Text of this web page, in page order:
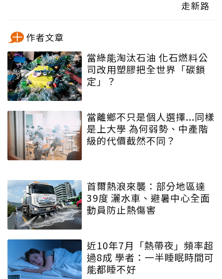
走新路
作者文章
當綠能淘汰石油 化石燃料公
司改用塑膠把全世界「碳鎖
定」？
當離鄉不只是個人選擇...同樣
是上大學 為何弱勢、中產階
級的代價截然不同？
首爾熱浪來襲：部分地區達
39度 灑水車、避暑中心全面
動員防止熱傷害
近10年7月「熱帶夜」頻率超
過8成 學者：一半睡眠時間可
能都睡不好